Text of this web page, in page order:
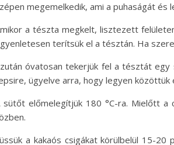
megemelkedik, ami a puhaságát
a tészta megkelt, lisztezett
terítsük el a tésztán. Ha
óvatosan tekerjük fel a tésztát
ügyelve arra, hogy legyen
sütőt előmelegítjük 180 °C-ra. Mielőtt a
a kakaós csigákat körülbelül 15-